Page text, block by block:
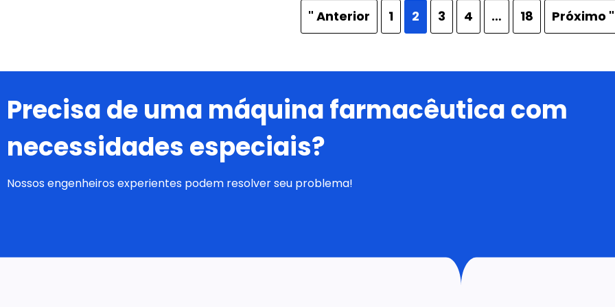
" Anterior 1 2 3 4 … 18 Próximo "
Precisa de uma máquina farmacêutica com
necessidades especiais?
Nossos engenheiros experientes podem resolver seu problema!